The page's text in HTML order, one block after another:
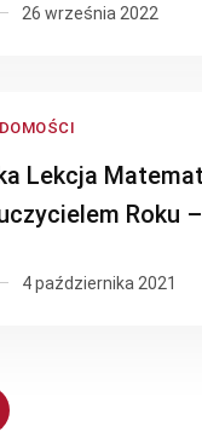
26 września 2022
Lekcja
Roku –
4 października 2021